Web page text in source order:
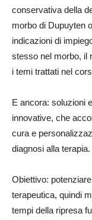
conservativa della
morbo di Dupuyten
indicazioni di
stesso nel morbo, il
i temi trattati nel
E ancora: soluzioni
innovative, che
cura e
diagnosi alla terapia.
Obiettivo:
terapeutica, quindi
tempi della ripresa